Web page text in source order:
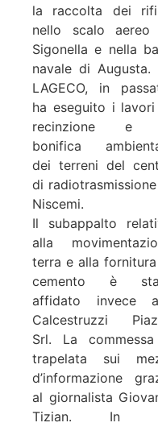
la raccolta dei
nello scalo aereo
Sigonella e nella
navale di Augusta.
LAGECO, in
ha eseguito i
recinzione e
bonifica
dei terreni del
di
Niscemi.
Il subappalto
alla
terra e alla
cemento è
affidato invece
Calcestruzzi
Srl. La
trapelata sui
d’informazione
al giornalista
Tizian. In